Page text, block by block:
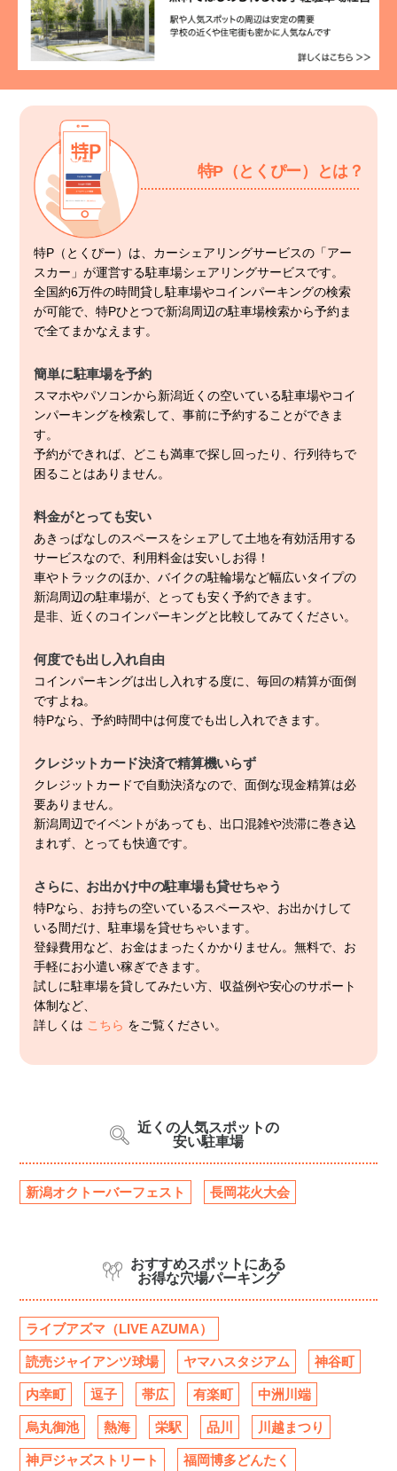
特P（とくぴー）とは？
特P（とくぴー）は、カーシェアリングサービスの「アー
スカー」が運営する駐車場シェアリングサービスです。
全国約6万件の時間貸し駐車場やコインパーキングの検索
が可能で、特Pひとつで新潟周辺の駐車場検索から予約ま
で全てまかなえます。
簡単に駐車場を予約
スマホやパソコンから新潟近くの空いている駐車場やコイ
ンパーキングを検索して、事前に予約することができま
す。
予約ができれば、どこも満車で探し回ったり、行列待ちで
困ることはありません。
料金がとっても安い
あきっぱなしのスペースをシェアして土地を有効活用する
サービスなので、利用料金は安いしお得！
車やトラックのほか、バイクの駐輪場など幅広いタイプの
新潟周辺の駐車場が、とっても安く予約できます。
是非、近くのコインパーキングと比較してみてください。
何度でも出し入れ自由
コインパーキングは出し入れする度に、毎回の精算が面倒
ですよね。
特Pなら、予約時間中は何度でも出し入れできます。
クレジットカード決済で精算機いらず
クレジットカードで自動決済なので、面倒な現金精算は必
要ありません。
新潟周辺でイベントがあっても、出口混雑や渋滞に巻き込
まれず、とっても快適です。
さらに、お出かけ中の駐車場も貸せちゃう
特Pなら、お持ちの空いているスペースや、お出かけして
いる間だけ、駐車場を貸せちゃいます。
登録費用など、お金はまったくかかりません。無料で、お
手軽にお小遣い稼ぎできます。
試しに駐車場を貸してみたい方、収益例や安心のサポート
体制など、
詳しくは こちら をご覧ください。
近くの人気スポットの
安い駐車場
新潟オクトーバーフェスト 長岡花火大会
おすすめスポットにある
お得な穴場パーキング
ライブアズマ（LIVE AZUMA）
読売ジャイアンツ球場 ヤマハスタジアム 神谷町
内幸町 逗子 帯広 有楽町 中洲川端
烏丸御池 熱海 栄駅 品川 川越まつり
神戸ジャズストリート 福岡博多どんたく